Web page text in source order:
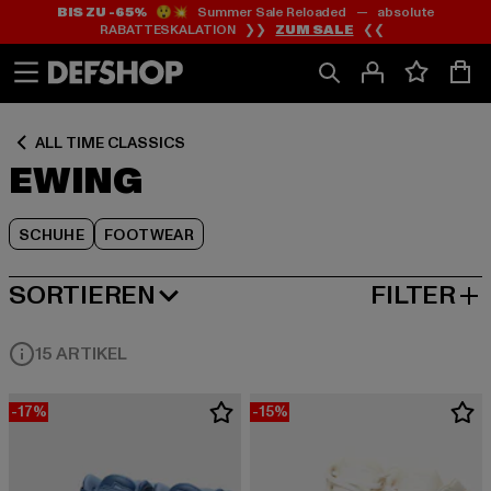
Zum
Inhalt
springen
Zum
Fußzeile
springen
BIS ZU -65%😲💥 Summer Sale Reloaded — absolute
RABATTESKALATION ❯❯ ZUM SALE ❮❮
ALL TIME CLASSICS
EWING
SCHUHE FOOTWEAR
Zum
Produktraster
springen
SORTIEREN
BELIEBTESTE FILTER
15 ARTIKEL
-17% -15%